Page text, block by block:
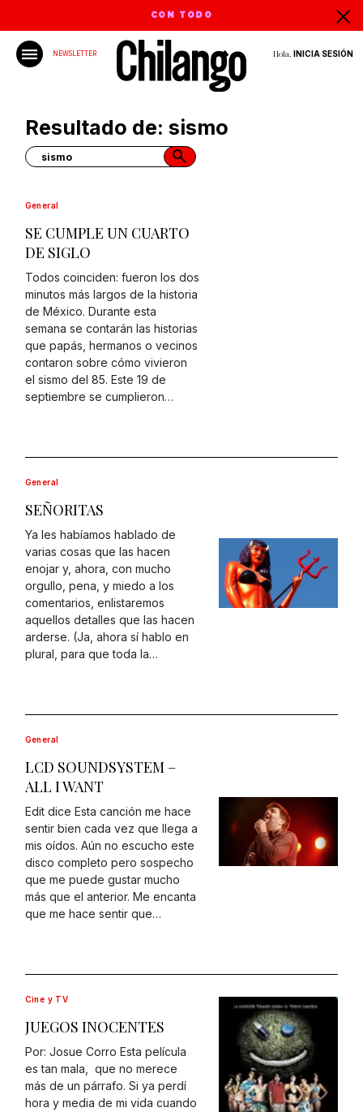
CON TODO
NEWSLETTER Hola, INICIA SESIÓN
Resultado de: sismo
General
SE CUMPLE UN CUARTO
DE SIGLO
Todos coinciden: fueron los dos
minutos más largos de la historia
de México. Durante esta
semana se contarán las historias
que papás, hermanos o vecinos
contaron sobre cómo vivieron
el sismo del 85. Este 19 de
septiembre se cumplieron…
General
SEÑORITAS
Ya les habíamos hablado de
varias cosas que las hacen
enojar y, ahora, con mucho
orgullo, pena, y miedo a los
comentarios, enlistaremos
aquellos detalles que las hacen
arderse. (Ja, ahora sí hablo en
plural, para que toda la…
General
LCD SOUNDSYSTEM –
ALL I WANT
Edit dice Esta canción me hace
sentir bien cada vez que llega a
mis oídos. Aún no escucho este
disco completo pero sospecho
que me puede gustar mucho
más que el anterior. Me encanta
que me hace sentir que…
Cine y TV
JUEGOS INOCENTES
Por: Josue Corro Esta película
es tan mala, que no merece
más de un párrafo. Si ya perdí
hora y media de mi vida cuando